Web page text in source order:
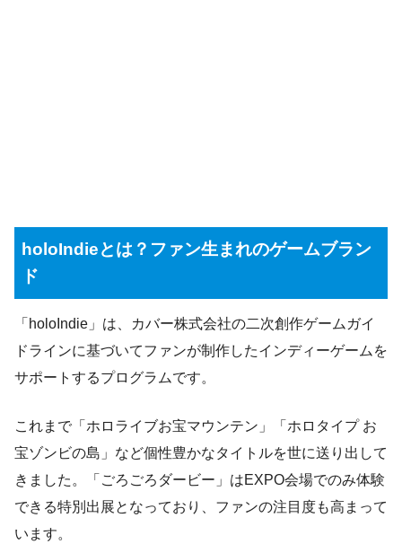
holoIndieとは？ファン生まれのゲームブラン
ド
「holoIndie」は、カバー株式会社の二次創作ゲームガイ
ドラインに基づいてファンが制作したインディーゲームを
サポートするプログラムです。
これまで「ホロライブお宝マウンテン」「ホロタイプ お
宝ゾンビの島」など個性豊かなタイトルを世に送り出して
きました。「ごろごろダービー」はEXPO会場でのみ体験
できる特別出展となっており、ファンの注目度も高まって
います。